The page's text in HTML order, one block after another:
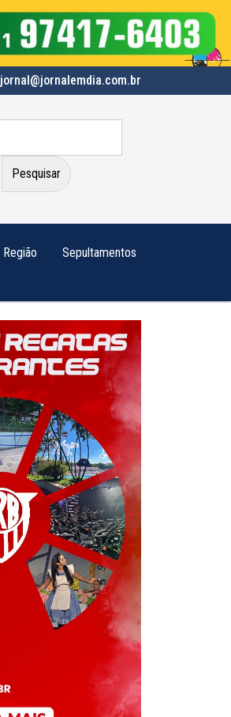
jornal@jornalemdia.com.br
Região Sepultamentos